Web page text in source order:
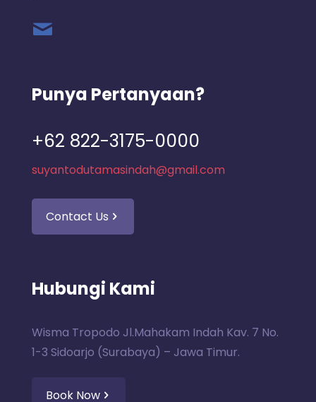
Punya Pertanyaan?
+62 822-3175-0000
suyantodutamasindah@gmail.com
Contact Us
Hubungi Kami
Wisma Tropodo Jl.Mahakam Indah Kav. 7 No.
1-3 Sidoarjo (Surabaya) – Jawa Timur.
Book Now